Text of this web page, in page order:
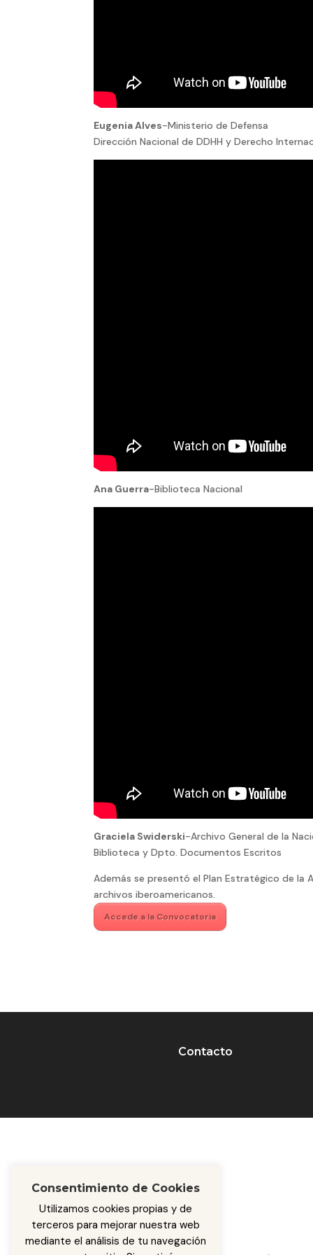
Eugenia Alves-Ministerio de Defensa
Dirección Nacional de DDHH y Derecho
Ana Guerra-Biblioteca Nacional
Graciela Swiderski-Archivo General de la
Biblioteca y Dpto. Documentos Escritos
Además se presentó el Plan Estratégico de la
archivos iberoamericanos.
Accede a la Convocatoria
Contacto
Consentimiento de Cookies
Utilizamos cookies propias y de
terceros para mejorar nuestra web
mediante el análisis de tu navegación